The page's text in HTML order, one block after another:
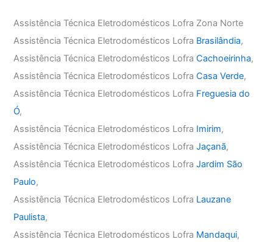
Assistência Técnica Eletrodomésticos Lofra Zona Norte
Assistência Técnica Eletrodomésticos Lofra Brasilândia,
Assistência Técnica Eletrodomésticos LofraCachoeirinha,
Assistência Técnica Eletrodomésticos LofraCasa Verde,
Assistência Técnica Eletrodomésticos Lofra Freguesia do
Ó,
Assistência Técnica Eletrodomésticos Lofra Imirim,
Assistência Técnica Eletrodomésticos LofraJaçanã,
Assistência Técnica Eletrodomésticos LofraJardim São
Paulo,
Assistência Técnica Eletrodomésticos Lofra Lauzane
Paulista,
Assistência Técnica Eletrodomésticos Lofra Mandaqui,